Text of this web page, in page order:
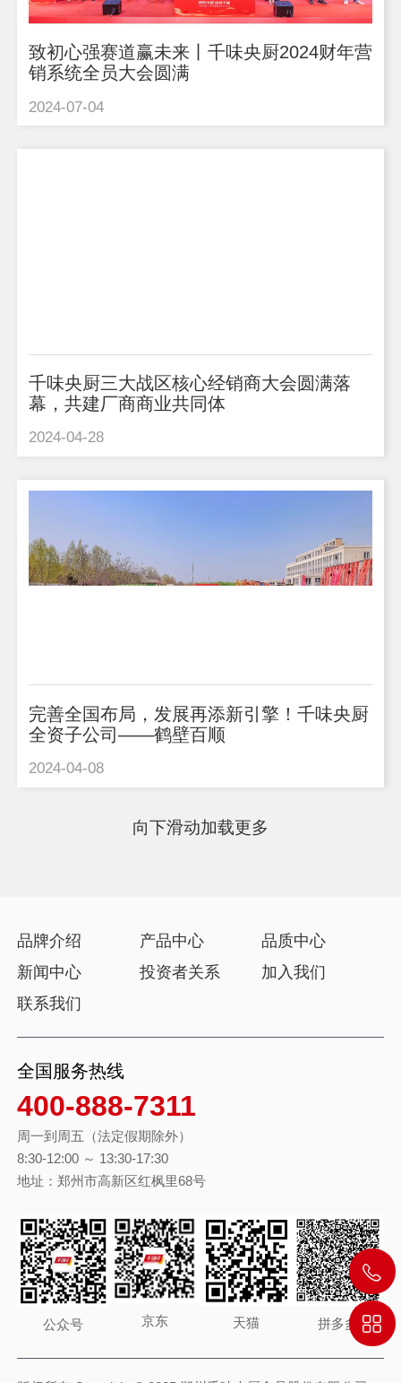
致初心强赛道赢未来丨千味央厨2024财年营
销系统全员大会圆满
2024-07-04
千味央厨三大战区核心经销商大会圆满落
幕，共建厂商商业共同体
2024-04-28
完善全国布局，发展再添新引擎！千味央厨
全资子公司——鹤壁百顺
2024-04-08
向下滑动加载更多
品牌介绍 产品中心
品质中心
新闻中心
投资者关系
加入我们
联系我们
全国服务热线
400-888-7311
周一到周五（法定假期除外）
8:30-12:00 ～ 13:30-17:30
地址：郑州市高新区红枫里68号
公众号 京东 天猫 拼多多